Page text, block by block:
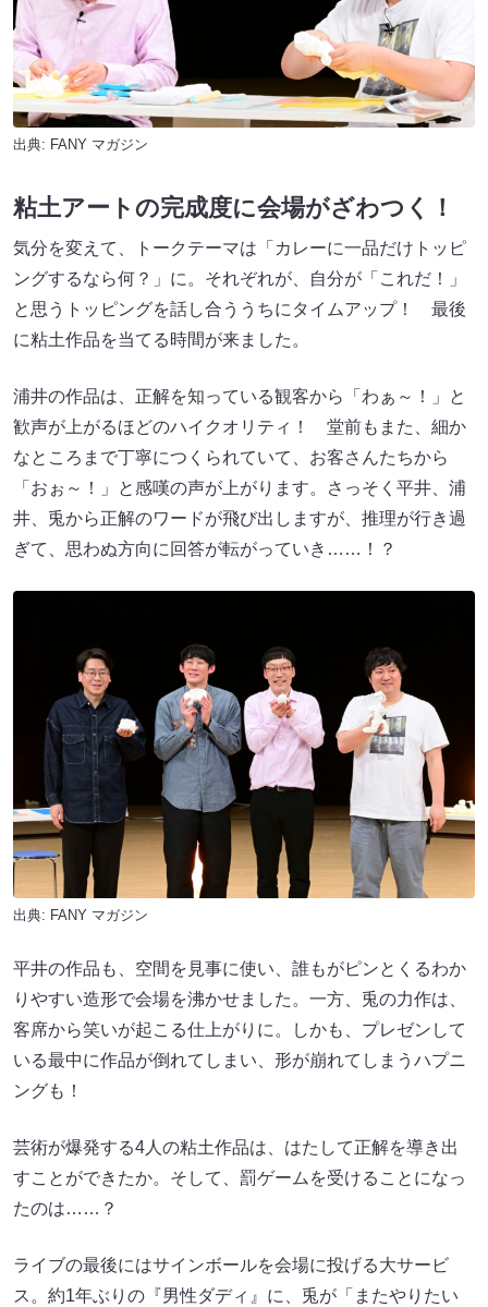
出典: FANY マガジン
粘土アートの完成度に会場がざわつく！
気分を変えて、トークテーマは「カレーに一品だけトッピ
ングするなら何？」に。それぞれが、自分が「これだ！」
と思うトッピングを話し合ううちにタイムアップ！ 最後
に粘土作品を当てる時間が来ました。
浦井の作品は、正解を知っている観客から「わぁ～！」と
歓声が上がるほどのハイクオリティ！ 堂前もまた、細か
なところまで丁寧につくられていて、お客さんたちから
「おぉ～！」と感嘆の声が上がります。さっそく平井、浦
井、兎から正解のワードが飛び出しますが、推理が行き過
ぎて、思わぬ方向に回答が転がっていき……！？
出典: FANY マガジン
平井の作品も、空間を見事に使い、誰もがピンとくるわか
りやすい造形で会場を沸かせました。一方、兎の力作は、
客席から笑いが起こる仕上がりに。しかも、プレゼンして
いる最中に作品が倒れてしまい、形が崩れてしまうハプニ
ングも！
芸術が爆発する4人の粘土作品は、はたして正解を導き出
すことができたか。そして、罰ゲームを受けることになっ
たのは……？
ライブの最後にはサインボールを会場に投げる大サービ
ス。約1年ぶりの『男性ダディ』に、兎が「またやりたい